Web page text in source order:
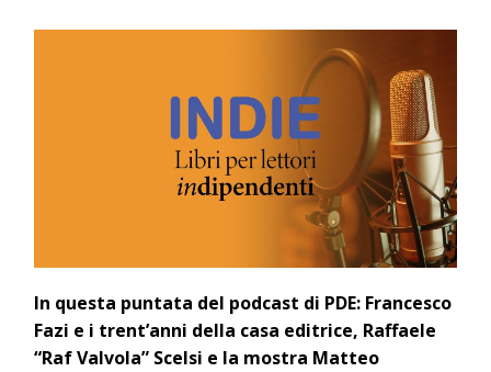
In questa puntata del podcast di PDE: Francesco
Fazi e i trent’anni della casa editrice, Raffaele
“Raf Valvola” Scelsi e la mostra Matteo